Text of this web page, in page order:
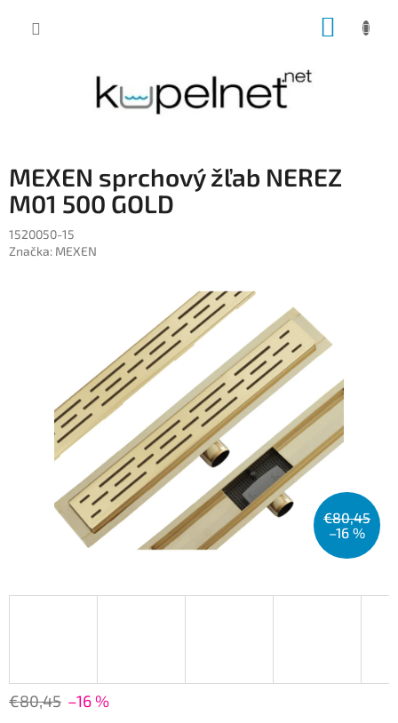
MEXEN sprchový žľab NEREZ
M01 500 GOLD
1520050-15
Značka: MEXEN
€80,45
–16 %
€80,45 –16 %